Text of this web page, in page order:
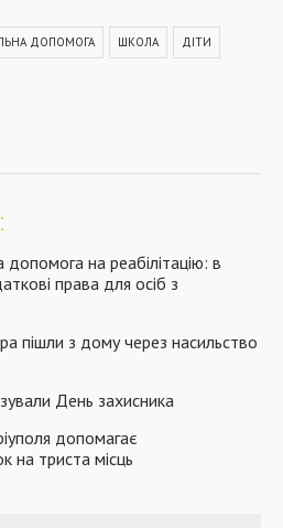
ДОПОМОГА ШКОЛА ДІТИ
на реабілітацію: в
права для осіб з
пішли з дому через насильство
День захисника
допомагає
на триста місць